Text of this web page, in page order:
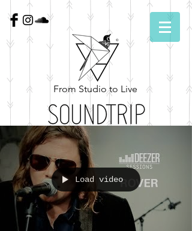
From Studio to Live
Load video